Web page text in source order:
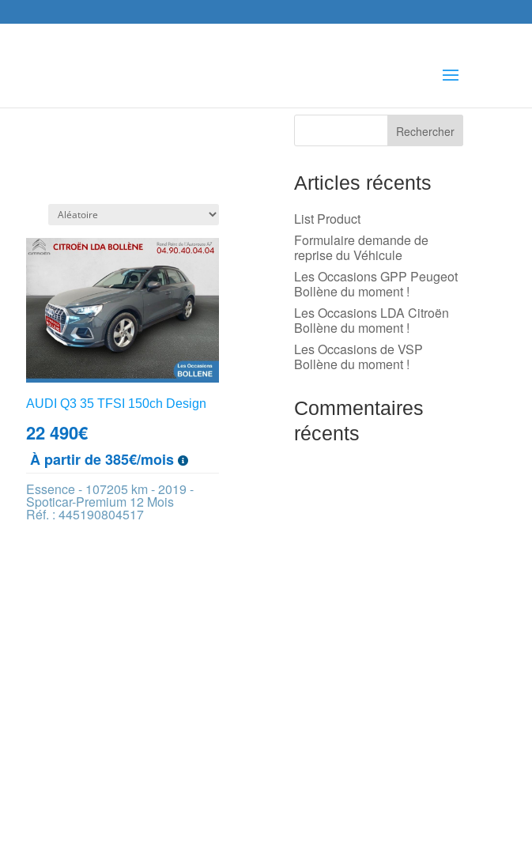
AUDI Q3 35 TFSI 150ch Design
22 490€
À partir de 385€/mois
Essence - 107205 km - 2019 -
Spoticar-Premium 12 Mois
Réf. : 445190804517
Articles récents
List Product
Formulaire demande de
reprise du Véhicule
Les Occasions GPP Peugeot
Bollène du moment !
Les Occasions LDA Citroën
Bollène du moment !
Les Occasions de VSP
Bollène du moment !
Commentaires
récents